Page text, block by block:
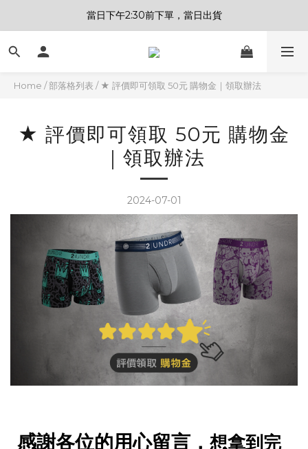
當日下午2:30前下單，當日出貨
Home /部落格列表 / ★ 評價即可領取 50元 購物金｜領取辦法
★ 評價即可領取 50元 購物金
｜領取辦法
2024-07-01
感謝各位的用心留言， 想拿到完